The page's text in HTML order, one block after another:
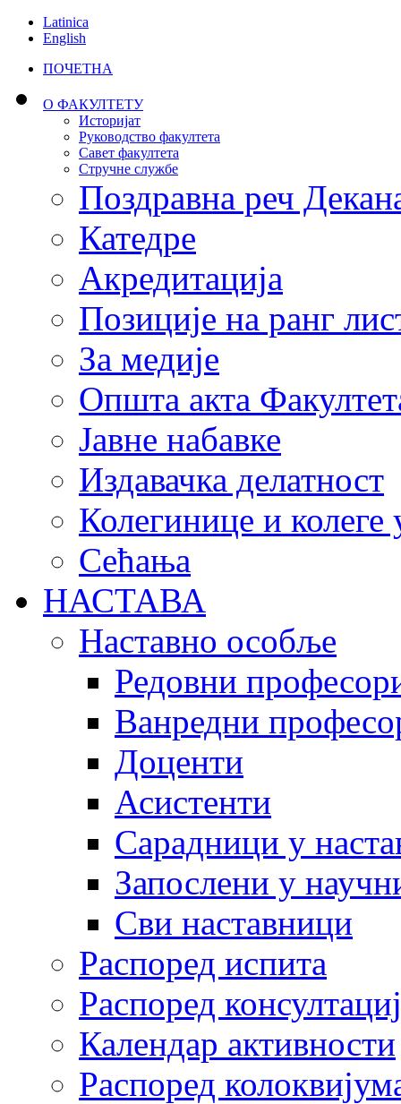
Latinica
English
ПОЧЕТНА
О ФАКУЛТЕТУ
Историјат
Руководство факултета
Савет факултета
Стручне службе
Поздравна реч
Катедре
Акредитација
Позиције на ранг
За медије
Општа акта
Јавне набавке
Издавачка делатност
Колегинице и колеге
Сећања
НАСТАВА
Наставно особље
Редовни
Ванредни
Доценти
Асистенти
Сарадници у
Запослени у
Сви наставници
Распоред испита
Распоред
Календар активности
Распоред